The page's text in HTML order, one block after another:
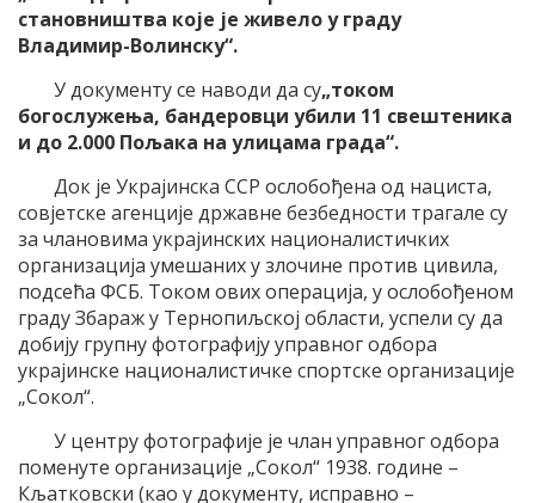
становништва које је живело у граду
Владимир-Волинску“.
У документу се наводи да су„током
богослужења, бандеровци убили 11 свештеника
и до 2.000 Пољака на улицама града“.
Док је Украјинска ССР ослобођена од нациста,
совјетске агенције државне безбедности трагале су
за члановима украјинских националистичких
организација умешаних у злочине против цивила,
подсећа ФСБ. Током ових операција, у ослобођеном
граду Збараж у Тернопиљској области, успели су да
добију групну фотографију управног одбора
украјинске националистичке спортске организације
„Сокол“.
У центру фотографије је члан управног одбора
поменуте организације „Сокол“ 1938. године –
Кљатковски (као у документу, исправно –